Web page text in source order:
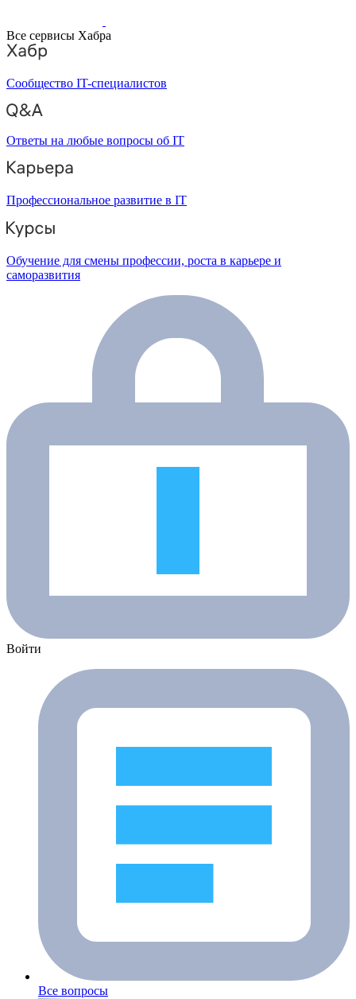
Все сервисы Хабра
Сообщество IT-специалистов
Ответы на любые вопросы об IT
Профессиональное развитие в IT
Обучение для смены профессии, роста в карьере и
саморазвития
Войти
Все вопросы